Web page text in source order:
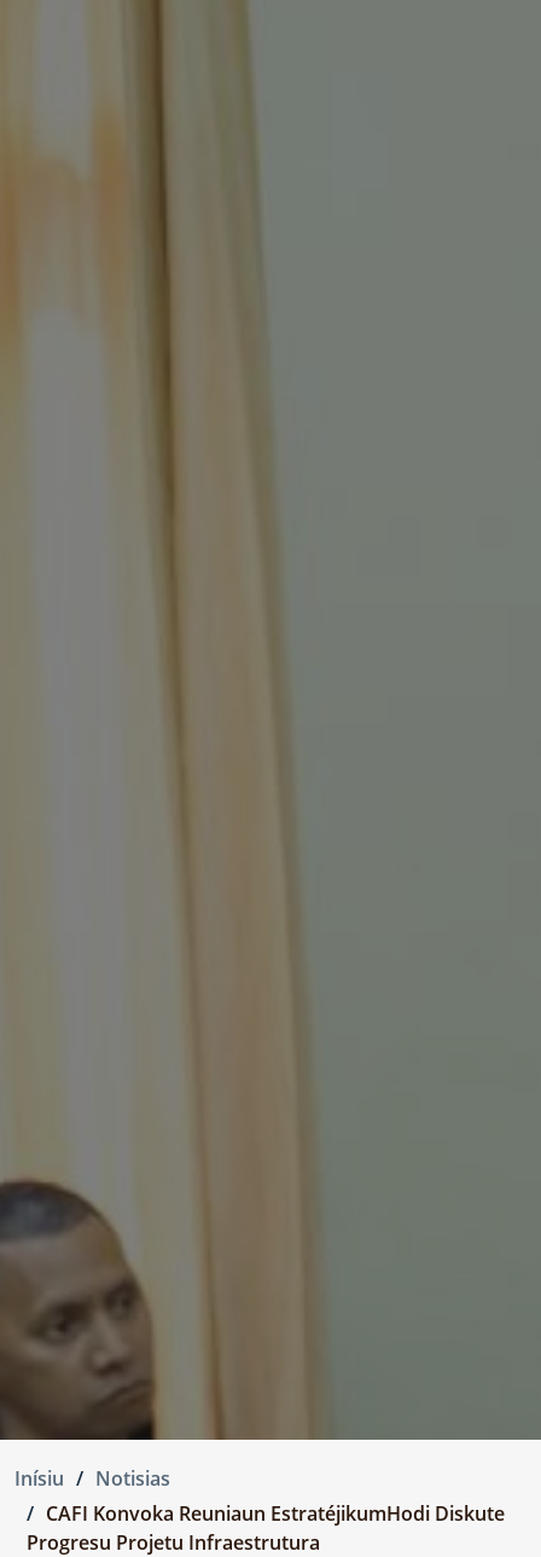
Inísiu
Notisias
CAFI Konvoka Reuniaun EstratéjikumHodi Diskute
Progresu Projetu Infraestrutura